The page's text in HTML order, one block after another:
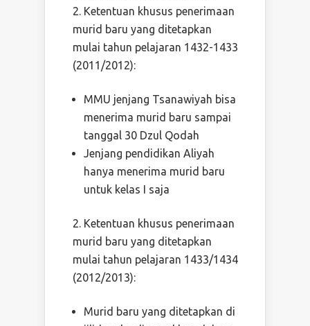
Ketentuan khusus penerimaan
murid baru yang ditetapkan
mulai tahun pelajaran 1432-1433
(2011/2012):
MMU jenjang Tsanawiyah bisa
menerima murid baru sampai
tanggal 30 Dzul Qodah
Jenjang pendidikan Aliyah
hanya menerima murid baru
untuk kelas I saja
Ketentuan khusus penerimaan
murid baru yang ditetapkan
mulai tahun pelajaran 1433/1434
(2012/2013):
Murid baru yang ditetapkan di